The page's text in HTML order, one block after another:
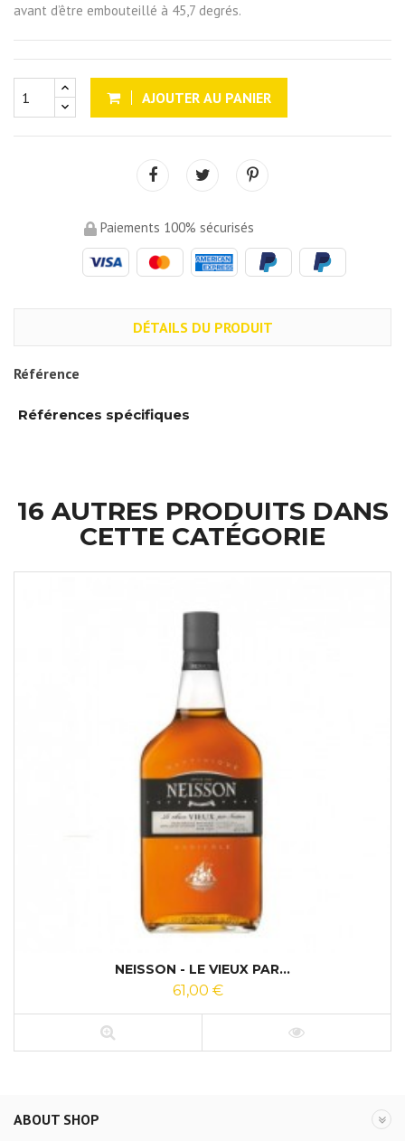
avant d’être embouteillé à 45,7 degrés.
AJOUTER AU PANIER
Paiements 100% sécurisés
DÉTAILS DU PRODUIT
Référence
Références spécifiques
16 AUTRES PRODUITS DANS
CETTE CATÉGORIE
NEISSON - LE VIEUX PAR...
61,00 €
ABOUT SHOP